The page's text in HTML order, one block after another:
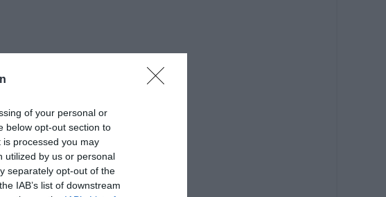
of your personal or
below opt-out section to
processed you may
utilized by us or personal
separately opt-out of the
IAB’s list of downstream